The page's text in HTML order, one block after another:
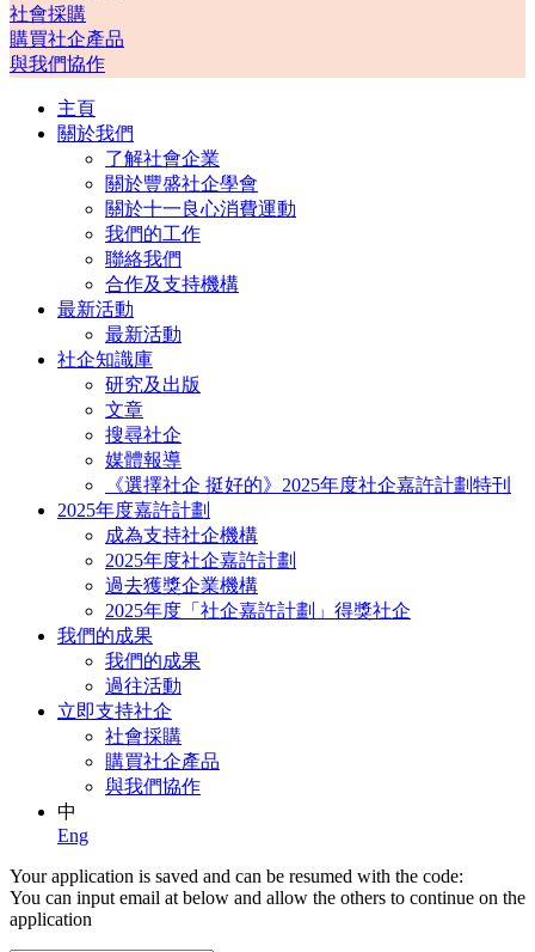
社會採購
購買社企產品
與我們協作
主頁
關於我們
了解社會企業
關於豐盛社企學會
關於十一良心消費運動
我們的工作
聯絡我們
合作及支持機構
最新活動
最新活動
社企知識庫
研究及出版
文章
搜尋社企
媒體報導
《選擇社企 挺好的》2025年度社企嘉許計劃特刊
2025年度嘉許計劃
成為支持社企機構
2025年度社企嘉許計劃
過去獲獎企業機構
2025年度「社企嘉許計劃」得獎社企
我們的成果
我們的成果
過往活動
立即支持社企
社會採購
購買社企產品
與我們協作
中
Eng
Your application is saved and can be resumed with the code:
You can input email at below and allow the others to continue on the
application